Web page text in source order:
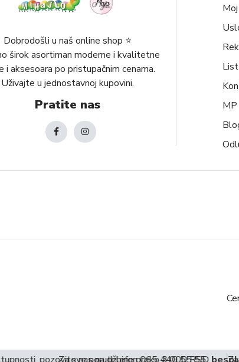
Dobrodošli u naš online shop ⭐️
širok asortiman moderne i kvalitetne
i aksesoara po pristupačnim cenama.
Uživajte u jednostavnoj kupovini.
Pratite nas